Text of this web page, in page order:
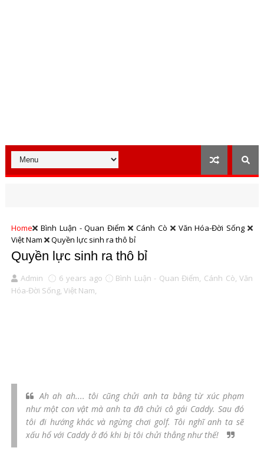
Home Bình Luận - Quan Điểm Cánh Cò
Văn Hóa-Đời Sống
Việt Nam
Quyền lực sinh ra thô bỉ
Quyền lực sinh ra thô bỉ
Admin 6 years ago Bình Luận - Quan Điểm, Cánh Cò, Văn
Hóa-Đời Sống, Việt Nam,
Ah ah ah.... tôi cũng chửi anh ta bằng từ xúc phạm
như một con vật mà anh ta đã chửi cô gái Caddy. Sau đó
tôi đi hướng khác và ngừng chơi golf. Tôi nghĩ anh ta sẽ
xấu hổ với Caddy ở đó khi bị tôi chửi thẳng như thế!